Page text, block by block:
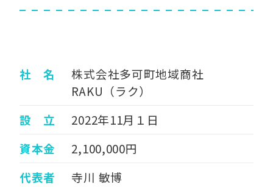
社 名
株式会社多可町地域商社
RAKU（ラク）
設 立
2022年11月１日
資本金
2,100,000円
代表者
寺川 敏博